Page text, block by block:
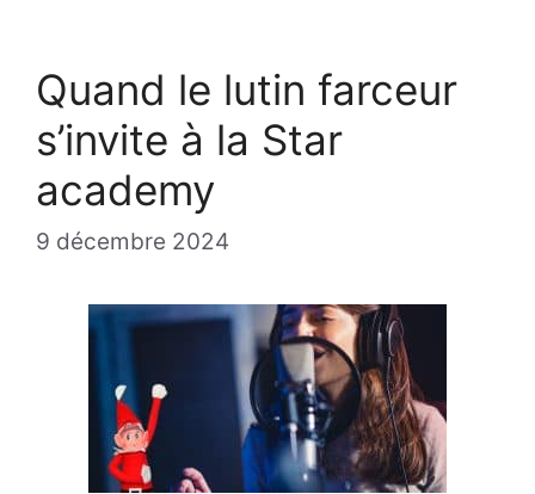
Quand le lutin farceur
s’invite à la Star
academy
9 décembre 2024